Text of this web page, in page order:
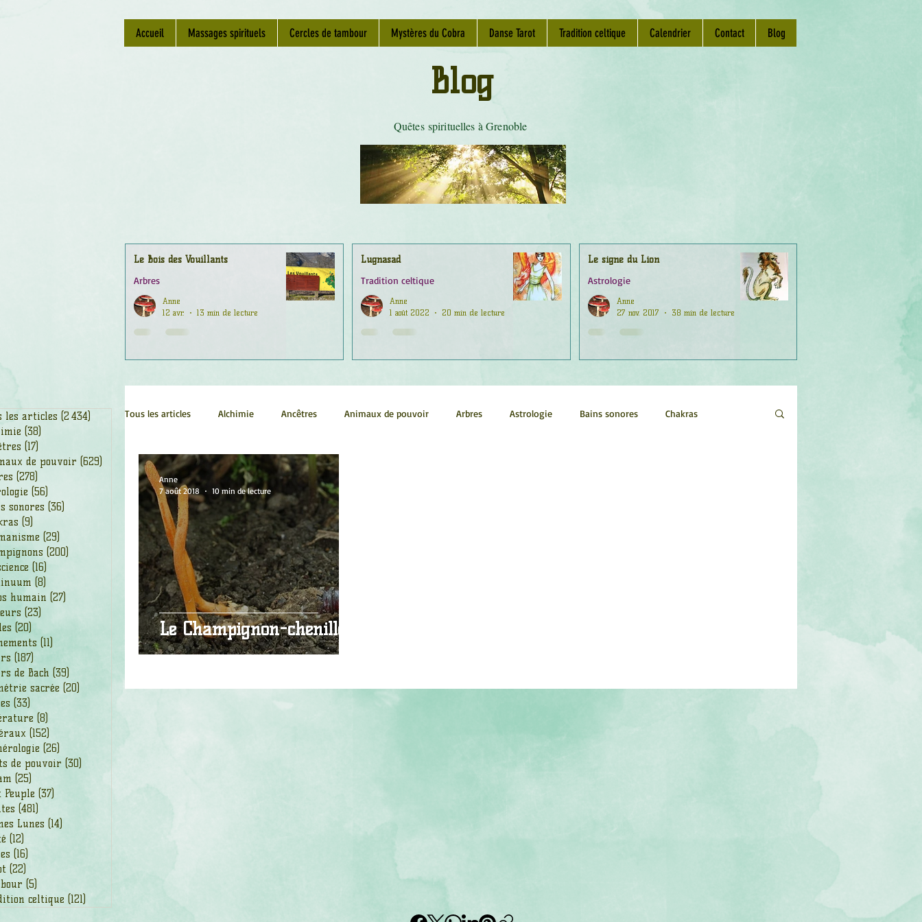
Accueil Massages spirituels Cercles de tambour Mystères du Cobra Danse Tarot Tradition celtique Calendrier Contact Blog
Quêtes spirituelles à Grenoble
Blog
Le Bois des Vouillants
Arbres
Anne
12 avr.
13 min de lecture
Lugnasad
Tradition celtique
Anne
1 août 2022
20 min de lecture
Le signe du Lion
Astrologie
Anne
27 nov. 2017
38 min de lecture
les articles (2 434) 2 434 posts
(38)
(17)
de pouvoir (629) 629 posts
(278)
(56)
sonores (36)
(9)
(29)
(200)
(16)
(8)
humain (27)
(23)
(20)
(11)
(187)
de Bach (39)
sacrée (20)
(33)
(8)
(152)
(26)
de pouvoir (30)
(25)
Peuple (37)
(481)
Lunes (14)
(12)
(16)
(22)
(5)
celtique (121)
Tous les articles Alchimie Ancêtres Animaux de pouvoir Arbres Astrologie Bains sonores Chakras
Chamanisme Champignons Conscience
Fleurs Fleurs de Bach Géométrie sacrée
Ogham Petit Peuple Plantes
Le Champignon-chenille
Anne
7 août 2018
10 min de lecture